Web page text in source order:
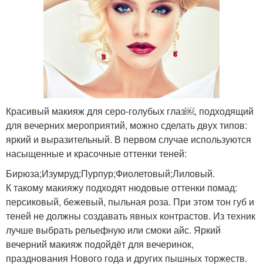
Красивый макияж для серо-голубых глаз￼, подходящий
для вечерних мероприятий, можно сделать двух типов:
яркий и выразительный. В первом случае используются
насыщенные и красочные оттенки теней:
Бирюза;Изумруд;Пурпур;Фиолетовый;Лиловый.
К такому макияжу подходят нюдовые оттенки помад:
персиковый, бежевый, пыльная роза. При этом тон губ и
теней не должны создавать явных контрастов. Из техник
лучше выбрать рельефную или смоки айс. Яркий
вечерний макияж подойдёт для вечеринок,
празднования Нового года и других пышных торжеств.